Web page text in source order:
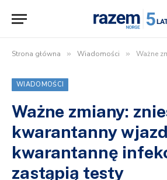
Strona główna » Wiadomości » Ważne zmiany:
WIADOMOŚCI
Ważne zmiany:
kwarantanny
kwarantannę
zastąpią testy